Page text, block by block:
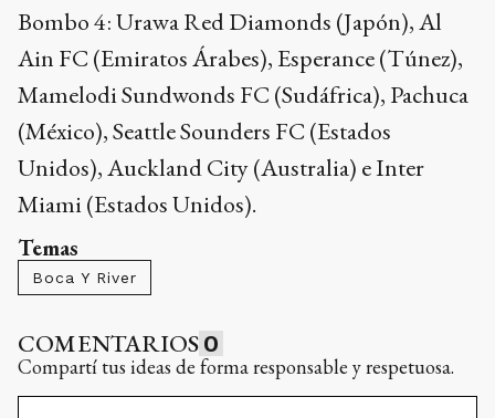
Bombo 4: Urawa Red Diamonds (Japón), Al
Ain FC (Emiratos Árabes), Esperance (Túnez),
Mamelodi Sundwonds FC (Sudáfrica), Pachuca
(México), Seattle Sounders FC (Estados
Unidos), Auckland City (Australia) e Inter
Miami (Estados Unidos).
Temas
Boca Y River
COMENTARIOS 0
Compartí tus ideas de forma responsable y respetuosa.